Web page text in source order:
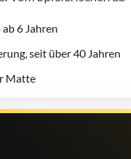
6 Jahren
seit über 40 Jahren
Matte